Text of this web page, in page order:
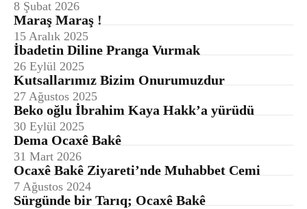
8 Şubat 2026
Maraş Maraş !
15 Aralık 2025
İbadetin Diline Pranga Vurmak
26 Eylül 2025
Kutsallarımız Bizim Onurumuzdur
27 Ağustos 2025
Beko oğlu İbrahim Kaya Hakk’a yürüdü
30 Eylül 2025
Dema Ocaxê Bakê
31 Mart 2026
Ocaxê Bakê Ziyareti’nde Muhabbet Cemi
7 Ağustos 2024
Sürgünde bir Tarıq; Ocaxê Bakê